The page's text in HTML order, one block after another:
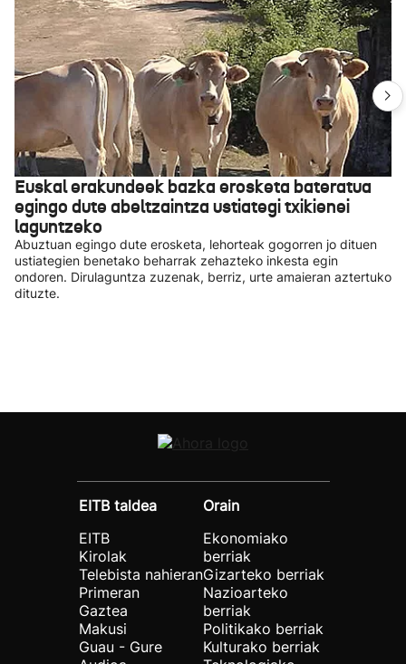
Euskal erakundeek bazka erosketa bateratua
egingo dute abeltzaintza ustiategi txikienei
laguntzeko
Abuztuan egingo dute erosketa, lehorteak gogorren jo dituen
ustiategien benetako beharrak zehazteko inkesta egin
ondoren. Dirulaguntza zuzenak, berriz, urte amaieran aztertuko
dituzte.
EITB taldea
EITB
Kirolak
Telebista nahieran
Primeran
Gaztea
Makusi
Guau - Gure
Orain
Ekonomiako
berriak
Gizarteko berriak
Nazioarteko
berriak
Politikako berriak
Kulturako berriak